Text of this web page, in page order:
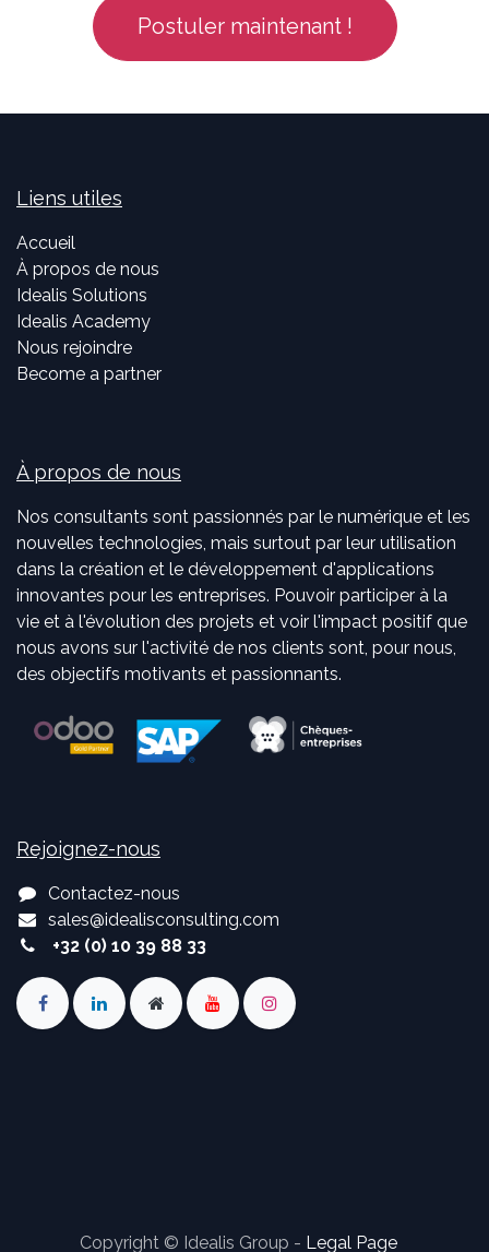
Postuler maintenant !
Liens utiles
Accueil
À propos de nous
Idealis Solutions
Idealis Academy
Nous rejoindre
Become a partner
À propos de nous
Nos consultants sont passionnés par le numérique et les
nouvelles technologies, mais surtout par leur utilisation
dans la création et le développement d'applications
innovantes pour les entreprises. Pouvoir participer à la
vie et à l'évolution des projets et voir l'impact positif que
nous avons sur l'activité de nos clients sont, pour nous,
des objectifs motivants et passionnants.
Rejoignez-nous
Contactez-nous
sales@idealisconsulting.com
+32 (0) 10 39 88 33
Copyright © Idealis Group - Legal Page